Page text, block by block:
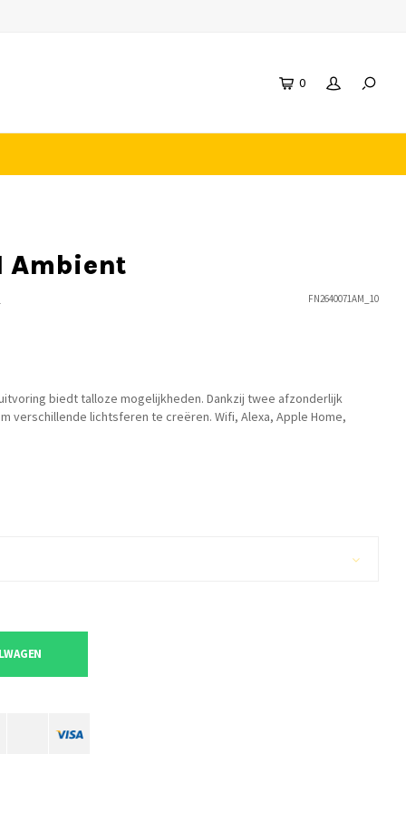
0
Ambient
FN2640071AM_10
biedt talloze mogelijkheden. Dankzij twee afzonderlijk
verschillende lichtsferen te creëren. Wifi, Alexa, Apple Home,